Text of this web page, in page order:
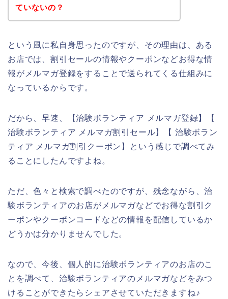
ていないの？
という風に私自身思ったのですが、その理由は、ある
お店では、割引セールの情報やクーポンなどお得な情
報がメルマガ登録をすることで送られてくる仕組みに
なっているからです。
だから、早速、【治験ボランティア メルマガ登録】【
治験ボランティア メルマガ割引セール】【 治験ボラン
ティア メルマガ割引クーポン】という感じで調べてみ
ることにしたんですよね。
ただ、色々と検索で調べたのですが、残念ながら、治
験ボランティアのお店がメルマガなどでお得な割引ク
ーポンやクーポンコードなどの情報を配信しているか
どうかは分かりませんでした。
なので、今後、個人的に治験ボランティアのお店のこ
とを調べて、治験ボランティアのメルマガなどをみつ
けることができたらシェアさせていただきますね♪